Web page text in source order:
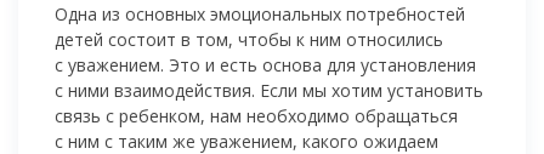
Одна из основных эмоциональных потребностей
детей состоит в том, чтобы к ним относились
с уважением. Это и есть основа для установления
с ними взаимодействия. Если мы хотим установить
связь с ребенком, нам необходимо обращаться
с ним с таким же уважением, какого ожидаем